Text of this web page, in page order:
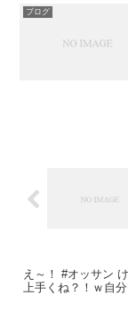
ブログ
え～！ #オッサン
上手くね？！ｗ自